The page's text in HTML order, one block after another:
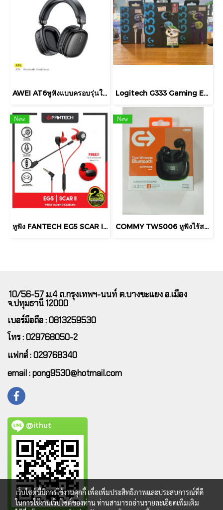
AWEI AT6​หูฟังแบบครอบรุ่นใหม่​ เสียงดีมาก​คุยโทรศัพท์​ได้​ ระบบเสียงHifiเวอร์ชัน​บลูทูธ​5.3 Logitech G333 Gaming Earphone HEADSET (IN-EAR) LOGITECH G333 GAMING พร้อมอะแดปเตอร์ Type C
New
หูฟัง FANTECH EG5 SCAR II HEADSET IN-EAR FANTECH EG5
New
COMMY TWS006 หูฟังไร้สาย เบสหนัก ฟังสนุก หูฟังบลูทูธ Bluetooth
10/56-57 ม.4 ถ.กรุงเทพฯ-นนท์ ต.บางขะแยง อ.เมือง
จ.ปทุมธานี 12000
เบอร์มือถือ : 0813259530
โทร : 029768050-2
แฟกส์ : 029768340
email : pong9530@hotmail.com
@ithut
เว็บไซต์นี้มีการใช้งานคุกกี้ เพื่อเพิ่มประสิทธิภาพและประสบการณ์ที่ดี
ในการใช้งานเว็บไซต์ของท่าน ท่านสามารถอ่านรายละเอียดเพิ่มเติม